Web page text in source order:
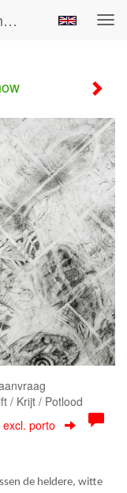
Kathryn Brouwer - Footprints In The Snow
/ Krijt / Potlood
porto
de heldere, witte